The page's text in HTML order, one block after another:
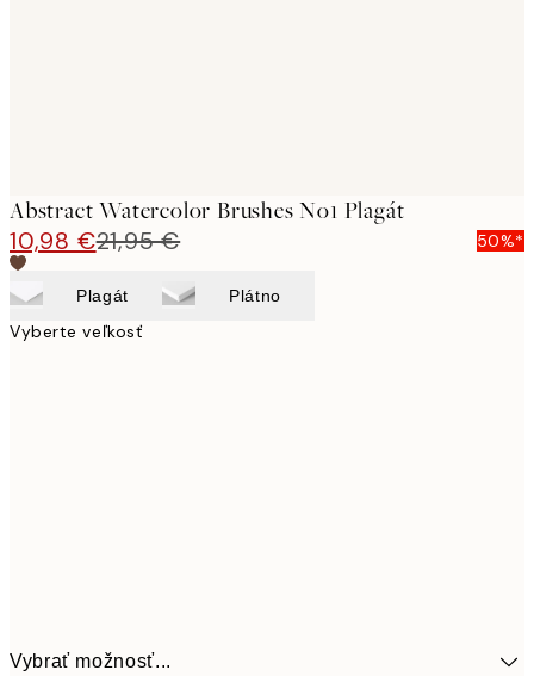
Abstract Watercolor Brushes No1 Plagát
10,98 €21,95 € 50%*
Plagát Plátno
Vyberte veľkosť
Vybrať možnosť...